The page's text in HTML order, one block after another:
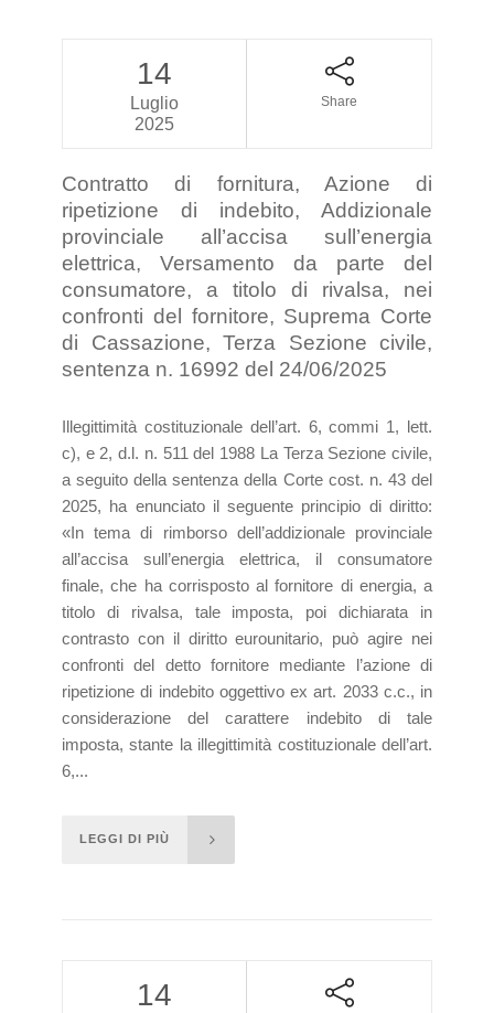
14
Luglio
2025
Share
Contratto di fornitura, Azione di
ripetizione di indebito, Addizionale
provinciale all’accisa sull’energia
elettrica, Versamento da parte del
consumatore, a titolo di rivalsa, nei
confronti del fornitore, Suprema Corte
di Cassazione, Terza Sezione civile,
sentenza n. 16992 del 24/06/2025
Illegittimità costituzionale dell’art. 6, commi 1, lett.
c), e 2, d.l. n. 511 del 1988 La Terza Sezione civile,
a seguito della sentenza della Corte cost. n. 43 del
2025, ha enunciato il seguente principio di diritto:
«In tema di rimborso dell’addizionale provinciale
all’accisa sull’energia elettrica, il consumatore
finale, che ha corrisposto al fornitore di energia, a
titolo di rivalsa, tale imposta, poi dichiarata in
contrasto con il diritto eurounitario, può agire nei
confronti del detto fornitore mediante l’azione di
ripetizione di indebito oggettivo ex art. 2033 c.c., in
considerazione del carattere indebito di tale
imposta, stante la illegittimità costituzionale dell’art.
6,...
LEGGI DI PIÙ
14